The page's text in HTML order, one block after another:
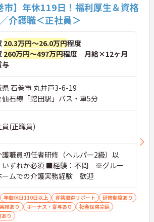
市】年休119日！福利厚生＆資格
介護職＜正社員＞
20.3万円～26.0万円程度
260万円～497万円程度 月給×12ヶ月
与
県 石巻市 丸井戸3-6-19
仙石線「蛇田駅」バス・車5分
員(正職員)
職員初任者研修（ヘルパー2級）以
ずれか必須 ■経験：不問 ※グルー
ームでの介護実務経験 歓迎
年間休日110日以上 資格取得サポート
研修制度あり
績あり
ボーナス・賞与あり
社会保険完備
り